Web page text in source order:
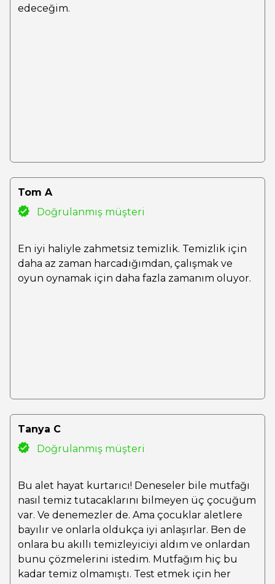
edeceğim.
Tom A
Doğrulanmış müşteri
En iyi haliyle zahmetsiz temizlik. Temizlik için
daha az zaman harcadığımdan, çalışmak ve
oyun oynamak için daha fazla zamanım oluyor.
Tanya C
Doğrulanmış müşteri
Bu alet hayat kurtarıcı! Deneseler bile mutfağı
nasıl temiz tutacaklarını bilmeyen üç çocuğum
var. Ve denemezler de. Ama çocuklar aletlere
bayılır ve onlarla oldukça iyi anlaşırlar. Ben de
onlara bu akıllı temizleyiciyi aldım ve onlardan
bunu çözmelerini istedim. Mutfağım hiç bu
kadar temiz olmamıştı. Test etmek için her